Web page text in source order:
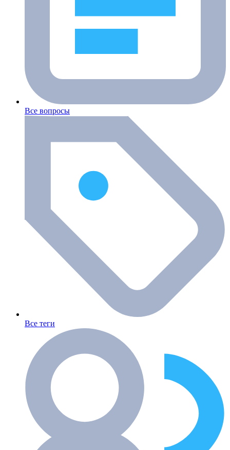
Все вопросы
Все теги